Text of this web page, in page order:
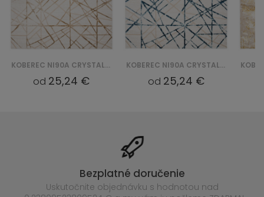
KOBEREC NI90A CRYSTAL GYU - BEŻOWY
od 25,24 €
KOBEREC NI90A CRYSTAL GYU - NIEBIESKI
od 25,24 €
Bezplatné doručenie
Uskutočnite objednávku s hodnotou nad